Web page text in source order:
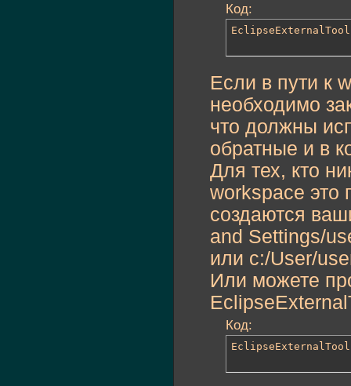
Код:
Если в пути к
необходимо
что должны
обратные и в
Для тех, кто
workspace это
создаются
and Settings/
или c:/User/
Или можете
Код: